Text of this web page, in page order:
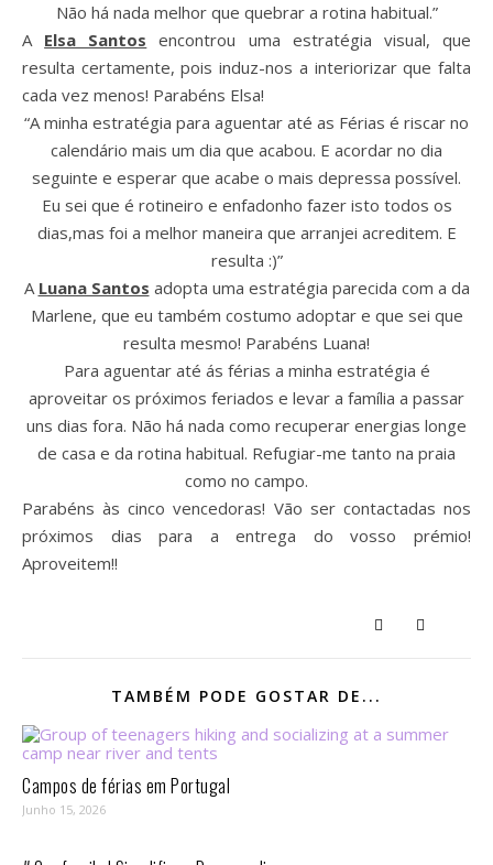
Não há nada melhor que quebrar a rotina habitual.”
A Elsa Santos encontrou uma estratégia visual, que
resulta certamente, pois induz-nos a interiorizar que falta
cada vez menos! Parabéns Elsa!
“A minha estratégia para aguentar até as Férias é riscar no
calendário mais um dia que acabou. E acordar no dia
seguinte e esperar que acabe o mais depressa possível.
Eu sei que é rotineiro e enfadonho fazer isto todos os
dias,mas foi a melhor maneira que arranjei acreditem. E
resulta :)”
A Luana Santos adopta uma estratégia parecida com a da
Marlene, que eu também costumo adoptar e que sei que
resulta mesmo! Parabéns Luana!
Para aguentar até ás férias a minha estratégia é
aproveitar os próximos feriados e levar a família a passar
uns dias fora. Não há nada como recuperar energias longe
de casa e da rotina habitual. Refugiar-me tanto na praia
como no campo.
Parabéns às cinco vencedoras! Vão ser contactadas nos
próximos dias para a entrega do vosso prémio!
Aproveitem!!
TAMBÉM PODE GOSTAR DE...
Campos de férias em Portugal
Junho 15, 2026